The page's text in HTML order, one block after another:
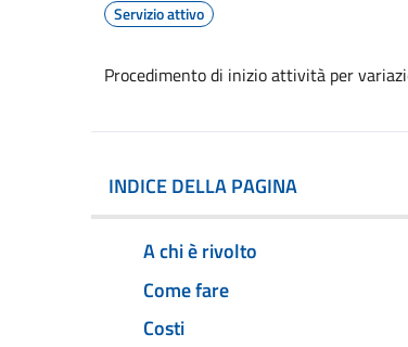
Servizio attivo
Procedimento di inizio attività per
INDICE DELLA PAGINA
A chi è rivolto
Come fare
Costi